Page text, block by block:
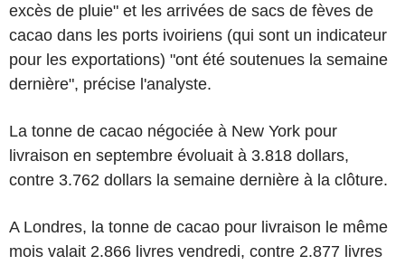
excès de pluie" et les arrivées de sacs de fèves de
cacao dans les ports ivoiriens (qui sont un indicateur
pour les exportations) "ont été soutenues la semaine
dernière", précise l'analyste.
La tonne de cacao négociée à New York pour
livraison en septembre évoluait à 3.818 dollars,
contre 3.762 dollars la semaine dernière à la clôture.
A Londres, la tonne de cacao pour livraison le même
mois valait 2.866 livres vendredi, contre 2.877 livres